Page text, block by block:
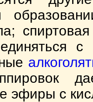
эфиры с